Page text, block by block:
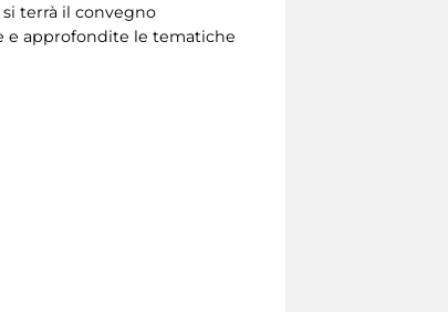
si terrà il convegno
e approfondite le tematiche